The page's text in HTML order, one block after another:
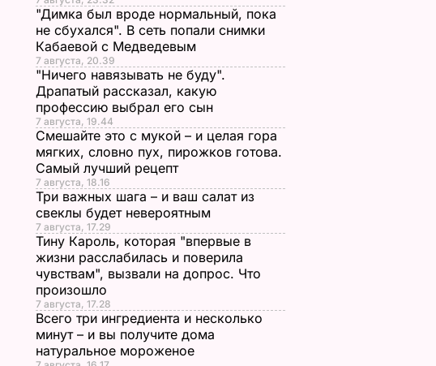
"Димка был вроде нормальный, пока
не сбухался". В сеть попали снимки
Кабаевой с Медведевым
7 августа, 20.39
"Ничего навязывать не буду".
Драпатый рассказал, какую
профессию выбрал его сын
7 августа, 19.44
Смешайте это с мукой – и целая гора
мягких, словно пух, пирожков готова.
Самый лучший рецепт
7 августа, 18.16
Три важных шага – и ваш салат из
свеклы будет невероятным
7 августа, 17.29
Тину Кароль, которая "впервые в
жизни расслабилась и поверила
чувствам", вызвали на допрос. Что
произошло
7 августа, 17.28
Всего три ингредиента и несколько
минут – и вы получите дома
натуральное мороженое